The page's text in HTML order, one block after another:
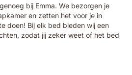
bij Emma. We bezorgen je
en zetten het voor je in
doen! Bij elk bed bieden wij een
zodat jij zeker weet of het bed